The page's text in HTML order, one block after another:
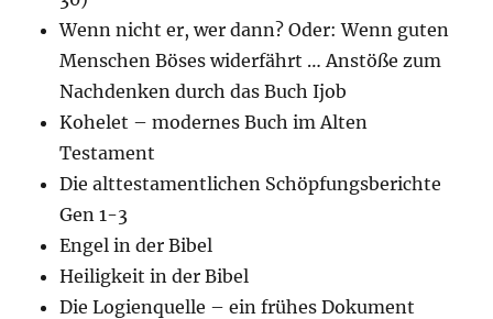
Wenn nicht er, wer dann? Oder: Wenn guten
Menschen Böses widerfährt … Anstöße zum
Nachdenken durch das Buch Ijob
Kohelet – modernes Buch im Alten
Testament
Die alttestamentlichen Schöpfungsberichte
Gen 1-3
Engel in der Bibel
Heiligkeit in der Bibel
Die Logienquelle – ein frühes Dokument